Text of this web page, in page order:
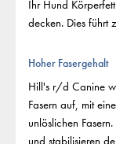
Ihr Hund
decken. Dies führt
Hoher Fasergehalt
Hill's r/d Canine
Fasern auf, mit
unlöslichen